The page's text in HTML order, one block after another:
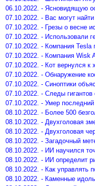
06.10.2022. - Ясновидящую
07.10.2022. - Вас могут
07.10.2022. - Грезы о весне
07.10.2022. - Использовали
07.10.2022. - Компания Tesla
07.10.2022. - Компания Wisk
07.10.2022. - Кот вернулся к
07.10.2022. - Обнаружение
07.10.2022. - Синоптики
07.10.2022. - Следы
07.10.2022. - Умер
08.10.2022. - Более 500
08.10.2022. - Двухголовая
08.10.2022. - Двухголовая
08.10.2022. - Загадочный
08.10.2022. - ИИ научился
08.10.2022. - ИИ определит
08.10.2022. - Как управлять
08.10.2022. - Каменные